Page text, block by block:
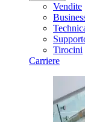
Vendite
Tirocini
Carriere